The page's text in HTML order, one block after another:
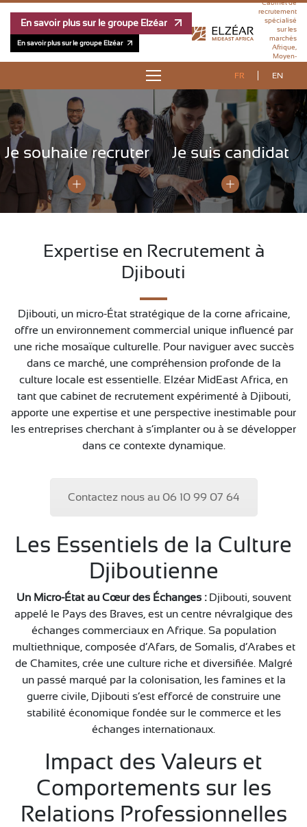
En savoir plus sur le groupe Elzéar
En savoir plus sur le groupe Elzéar
Cabinet de
recrutement
spécialisé
sur les
marchés
Afrique,
Moyen-
Outre-Mer
FR EN
À PROPOS
OFFRES D’EMPLOI
RÉFÉRENCES
MÉTHODOLOGIE
PUBLICATIONS
CONTACT
Je souhaite recruter Je suis candidat
Expertise en Recrutement à
Djibouti
Djibouti, un micro-État stratégique de la corne africaine,
offre un environnement commercial unique influencé par
une riche mosaïque culturelle. Pour naviguer avec succès
dans ce marché, une compréhension profonde de la
culture locale est essentielle. Elzéar MidEast Africa, en
tant que cabinet de recrutement expérimenté à Djibouti,
apporte une expertise et une perspective inestimable pour
les entreprises cherchant à s’implanter ou à se développer
dans ce contexte dynamique.
Contactez nous au 06 10 99 07 64
Les Essentiels de la Culture
Djiboutienne
Un Micro-État au Cœur des Échanges :Djibouti, souvent
appelé le Pays des Braves, est un centre névralgique des
échanges commerciaux en Afrique. Sa population
multiethnique, composée d’Afars, de Somalis, d’Arabes et
de Chamites, crée une culture riche et diversifiée. Malgré
un passé marqué par la colonisation, les famines et la
guerre civile, Djibouti s’est efforcé de construire une
stabilité économique fondée sur le commerce et les
échanges internationaux.
Impact des Valeurs et
Comportements sur les
Relations Professionnelles